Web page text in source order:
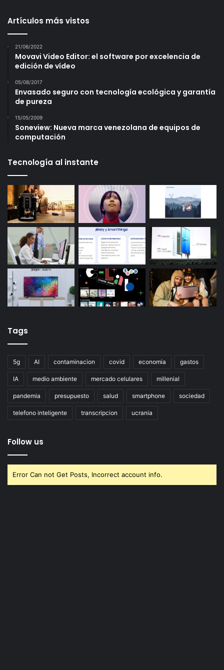
Artículos más vistos
21/06/2022
Movavi Video Editor: el software por excelencia de
edición de vídeo
05/08/2017
Envasado seguro con tecnología ecológica y garantía
de pureza
15/05/2009
Soneview: Nueva marca venezolana de equipos de
computación
Tecnología al instante
Tags
5g AI contaminacion covid economia gastos
IA medio ambiente mercado celulares millenial
pandemia presupuesto salud smartphone sociedad
telefono inteligente transcripcion ucrania
Follow us
Error Can not Get Posts, Incorrect account info.